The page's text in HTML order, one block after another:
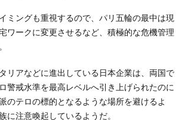
ミングも重視するので、パリ五輪の最中は現
ワークに変更させるなど、積極的な危機管理
リアなどに進出している日本企業は、両国で
警戒水準を最高レベルへ引き上げられたのに
のテロの標的となるような場所を避けるよ
に注意喚起しているようだ。